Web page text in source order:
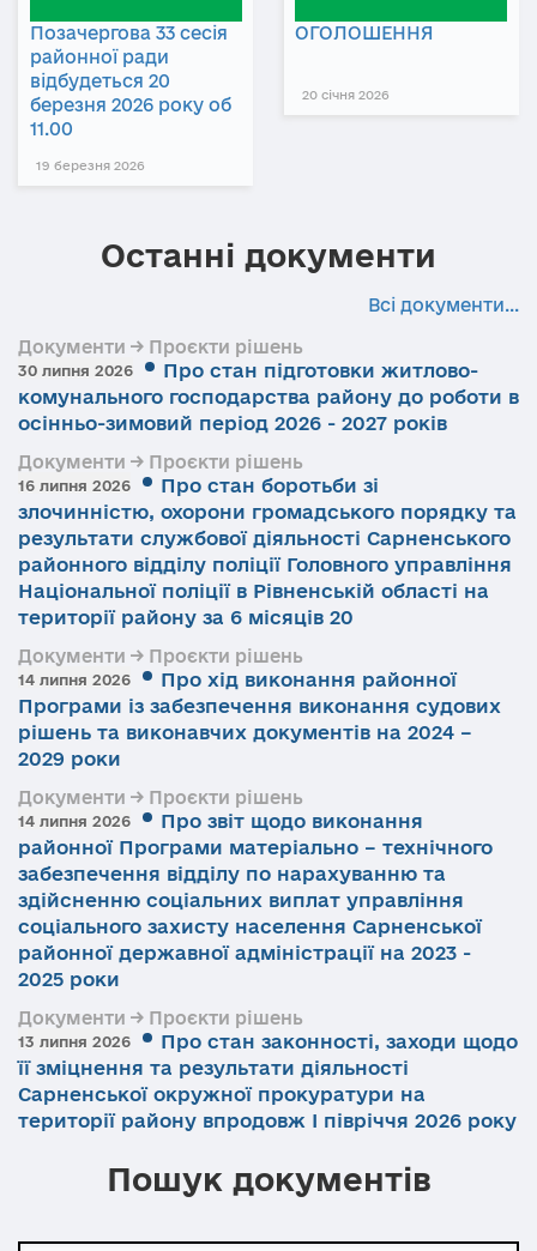
Позачергова 33 сесія
районної ради
відбудеться 20
березня 2026 року об
11.00
19 березня 2026
ОГОЛОШЕННЯ
20 січня 2026
Останні документи
Всі документи...
Документи → Проєкти рішень
30 липня 2026
Про стан підготовки житлово-
комунального господарства району до роботи в
осінньо-зимовий період 2026 - 2027 років
Документи → Проєкти рішень
16 липня 2026
Про стан боротьби зі
злочинністю, охорони громадського порядку та
результати службової діяльності Сарненського
районного відділу поліції Головного управління
Національної поліції в Рівненській області на
території району за 6 місяців 20
Документи → Проєкти рішень
14 липня 2026
Про хід виконання районної
Програми із забезпечення виконання судових
рішень та виконавчих документів на 2024 –
2029 роки
Документи → Проєкти рішень
14 липня 2026
Про звіт щодо виконання
районної Програми матеріально – технічного
забезпечення відділу по нарахуванню та
здійсненню соціальних виплат управління
соціального захисту населення Сарненської
районної державної адміністрації на 2023 -
2025 роки
Документи → Проєкти рішень
13 липня 2026
Про стан законності, заходи щодо
її зміцнення та результати діяльності
Сарненської окружної прокуратури на
території району впродовж І півріччя 2026 року
Пошук документів